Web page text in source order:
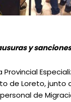
y
Provincial
de Loreto,
de